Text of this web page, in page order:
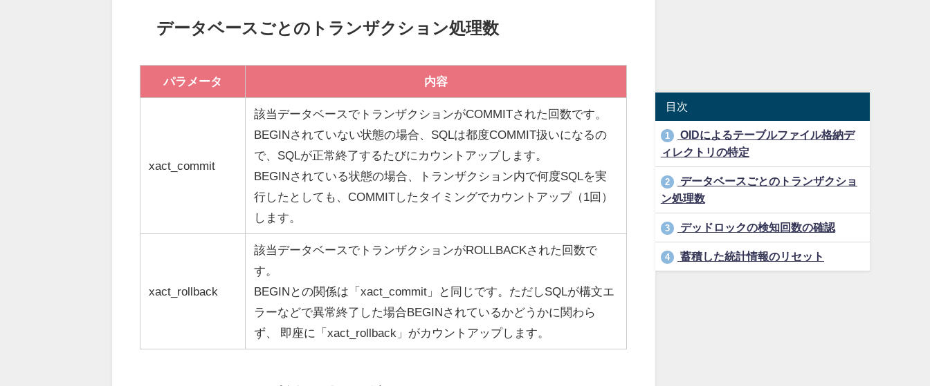
データベースごとのトランザクション処理数
パラメータ 内容
xact_commit
該当データベースでトランザクションがCOMMITされた回数です。
BEGINされていない状態の場合、SQLは都度COMMIT扱いになるの
で、SQLが正常終了するたびにカウントアップします。
BEGINされている状態の場合、トランザクション内で何度SQLを実
行したとしても、COMMITしたタイミングでカウントアップ（1回）
します。
xact_rollback
該当データベースでトランザクションがROLLBACKされた回数で
す。
BEGINとの関係は「xact_commit」と同じです。ただしSQLが構文エ
ラーなどで異常終了した場合BEGINされているかどうかに関わら
ず、 即座に「xact_rollback」がカウントアップします。
目次
1
OIDによるテーブルファイル格納デ
ィレクトリの特定
2
データベースごとのトランザクショ
ン処理数
3 デッドロックの検知回数の確認
4 蓄積した統計情報のリセット